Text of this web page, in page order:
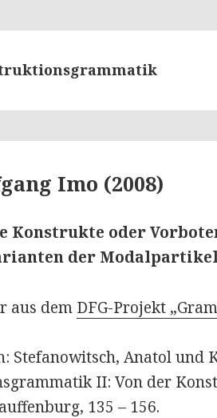
Imo (2008)
Konstrukte oder
der Modalpartikel
aus dem DFG-Projekt
Stefanowitsch, Anatol und
II: Von der
135 – 156.